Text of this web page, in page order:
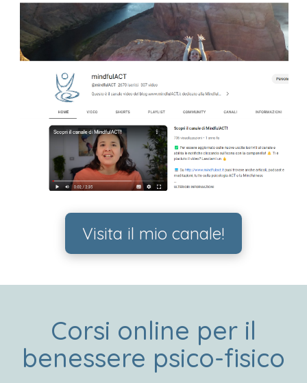
Visita il mio canale!
Corsi online per il
benessere psico-fisico